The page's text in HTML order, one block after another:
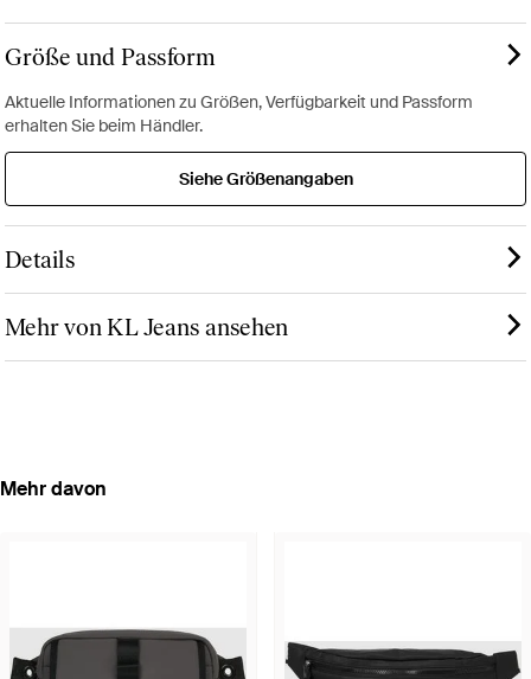
Größe und Passform
Aktuelle Informationen zu Größen, Verfügbarkeit und Passform
erhalten Sie beim Händler.
Siehe Größenangaben
Details
Mehr von KL Jeans ansehen
Mehr davon